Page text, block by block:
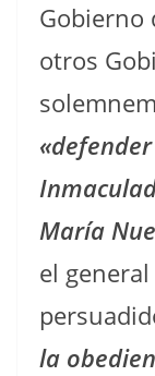
Gobierno
otros
María
el
la